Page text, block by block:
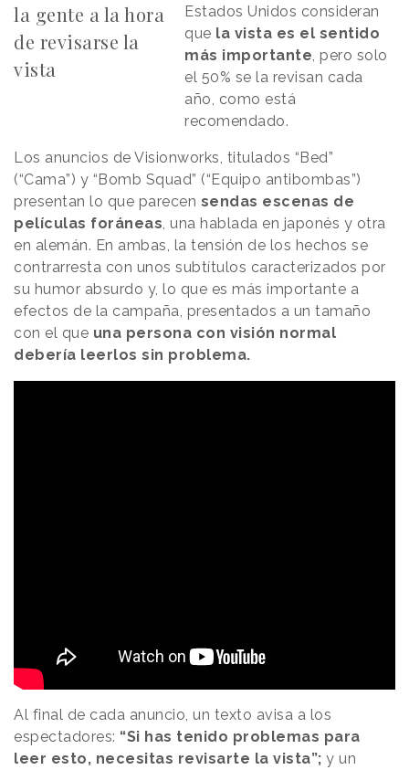
la gente a la hora
de revisarse la
vista
Estados Unidos consideran
que la vista es el sentido
más importante, pero solo
el 50% se la revisan cada
año, como está
recomendado.
Los anuncios de Visionworks, titulados “Bed”
(“Cama”) y “Bomb Squad” (“Equipo antibombas”)
presentan lo que parecen sendas escenas de
películas foráneas, una hablada en japonés y otra
en alemán. En ambas, la tensión de los hechos se
contrarresta con unos subtítulos caracterizados por
su humor absurdo y, lo que es más importante a
efectos de la campaña, presentados a un tamaño
con el que una persona con visión normal
debería leerlos sin problema.
Al final de cada anuncio, un texto avisa a los
espectadores: “Si has tenido problemas para
leer esto, necesitas revisarte la vista”; y un